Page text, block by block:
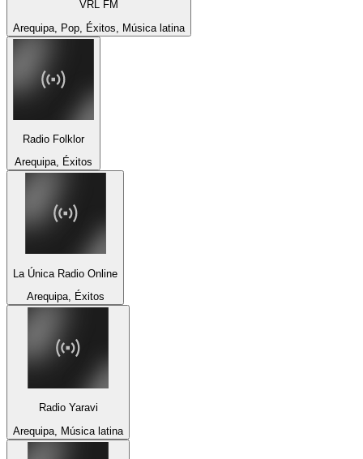
VRL FM
Arequipa, Pop, Éxitos, Música latina
Radio Folklor
Arequipa, Éxitos
La Única Radio Online
Arequipa, Éxitos
Radio Yaravi
Arequipa, Música latina